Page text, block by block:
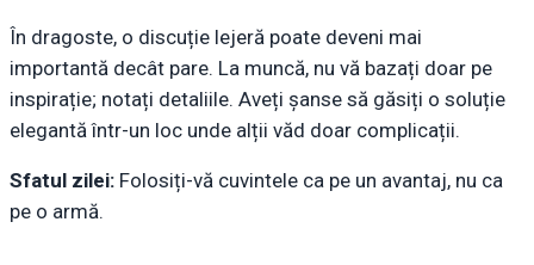
În dragoste, o discuție lejeră poate deveni mai
importantă decât pare. La muncă, nu vă bazați doar pe
inspirație; notați detaliile. Aveți șanse să găsiți o soluție
elegantă într-un loc unde alții văd doar complicații.
Sfatul zilei: Folosiți-vă cuvintele ca pe un avantaj, nu ca
pe o armă.